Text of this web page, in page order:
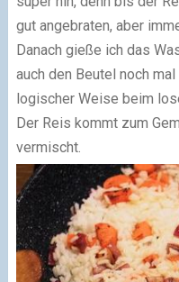
gut angebraten, aber
Danach gieße ich das
auch den Beutel noch
logischer Weise beim
Der Reis kommt zum
vermischt.